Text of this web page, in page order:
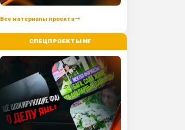
Все материалы проекта
СПЕЦПРОЕКТЫ МГ